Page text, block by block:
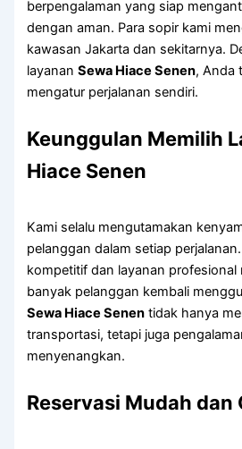
berpengalaman yang siap
dengan aman. Para sopir kami
kawasan Jakarta dan sekitarnya.
layananSewa Hiace Senen, Anda
mengatur perjalanan sendiri.
Keunggulan Memilih
Hiace Senen
Kami selalu mengutamakan
pelanggan dalam setiap
kompetitif dan layanan profesional
banyak pelanggan kembali
Sewa Hiace Senen tidak hanya
transportasi, tetapi juga
menyenangkan.
Reservasi Mudah dan